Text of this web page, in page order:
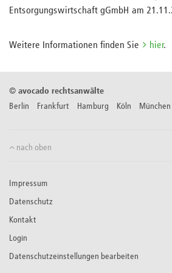
Entsorgungswirtschaft gGmbH am
Weitere Informationen finden Sie hier.
© avocado rechtsanwälte
Berlin Frankfurt Hamburg Köln München
nach oben
Impressum
Datenschutz
Kontakt
Login
Datenschutzeinstellungen bearbeiten